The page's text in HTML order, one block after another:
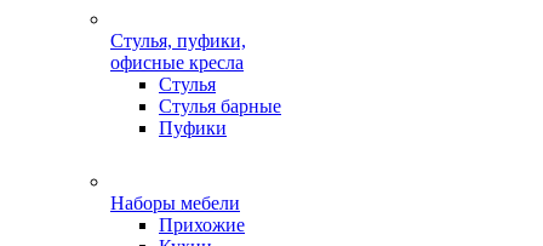
Стулья, пуфики,
офисные кресла
Стулья
Стулья барные
Пуфики
Наборы мебели
Прихожие